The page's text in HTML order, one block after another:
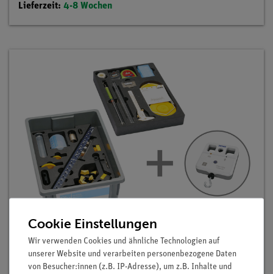
Lieferzeit: 4-8 Wochen
Digitalset Schülerversuche Mechanik 1 für 32
Versuche, TESS advanced Physik ME-1
Artikel-Nr.: 25271-88D | Typ: Set
Cookie Einstellungen
Wir verwenden Cookies und ähnliche Technologien auf
unserer Website und verarbeiten personenbezogene Daten
von Besucher:innen (z.B. IP-Adresse), um z.B. Inhalte und